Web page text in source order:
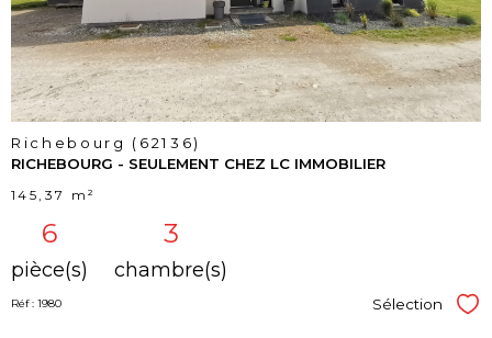
Richebourg (62136)
RICHEBOURG - SEULEMENT CHEZ LC IMMOBILIER
145,37 m²
6
pièce(s)
3
chambre(s)
Réf : 1980 Sélection